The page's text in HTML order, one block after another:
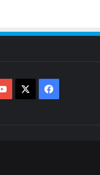
فيسبوك